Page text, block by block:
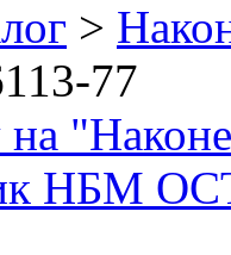
>
77
на
НБМ ОСТ